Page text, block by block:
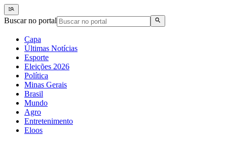
Buscar no portal
Capa
Últimas Notícias
Esporte
Eleições 2026
Política
Minas Gerais
Brasil
Mundo
Agro
Entretenimento
Eloos